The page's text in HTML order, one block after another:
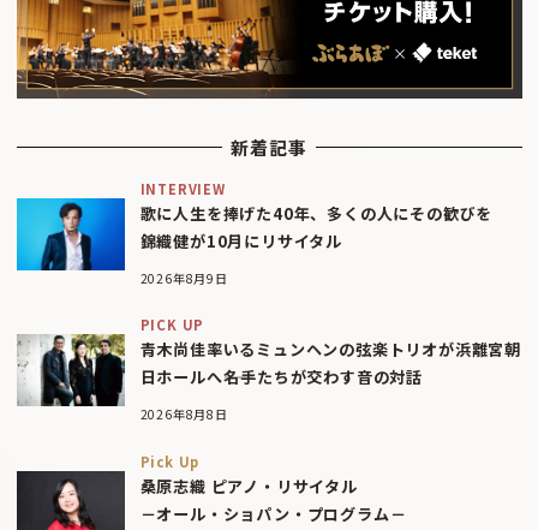
新着記事
INTERVIEW
歌に人生を捧げた40年、多くの人にその歓びを
錦織健が10月にリサイタル
2026年8月9日
PICK UP
青木尚佳率いるミュンヘンの弦楽トリオが浜離宮朝
日ホールへ――名手たちが交わす音の対話
2026年8月8日
Pick Up
桑原志織 ピアノ・リサイタル
－オール・ショパン・プログラム－